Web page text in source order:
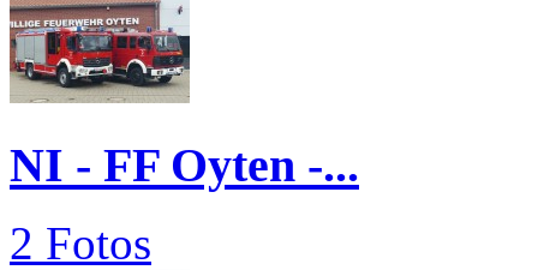
NI - FF Oyten -...
2 Fotos